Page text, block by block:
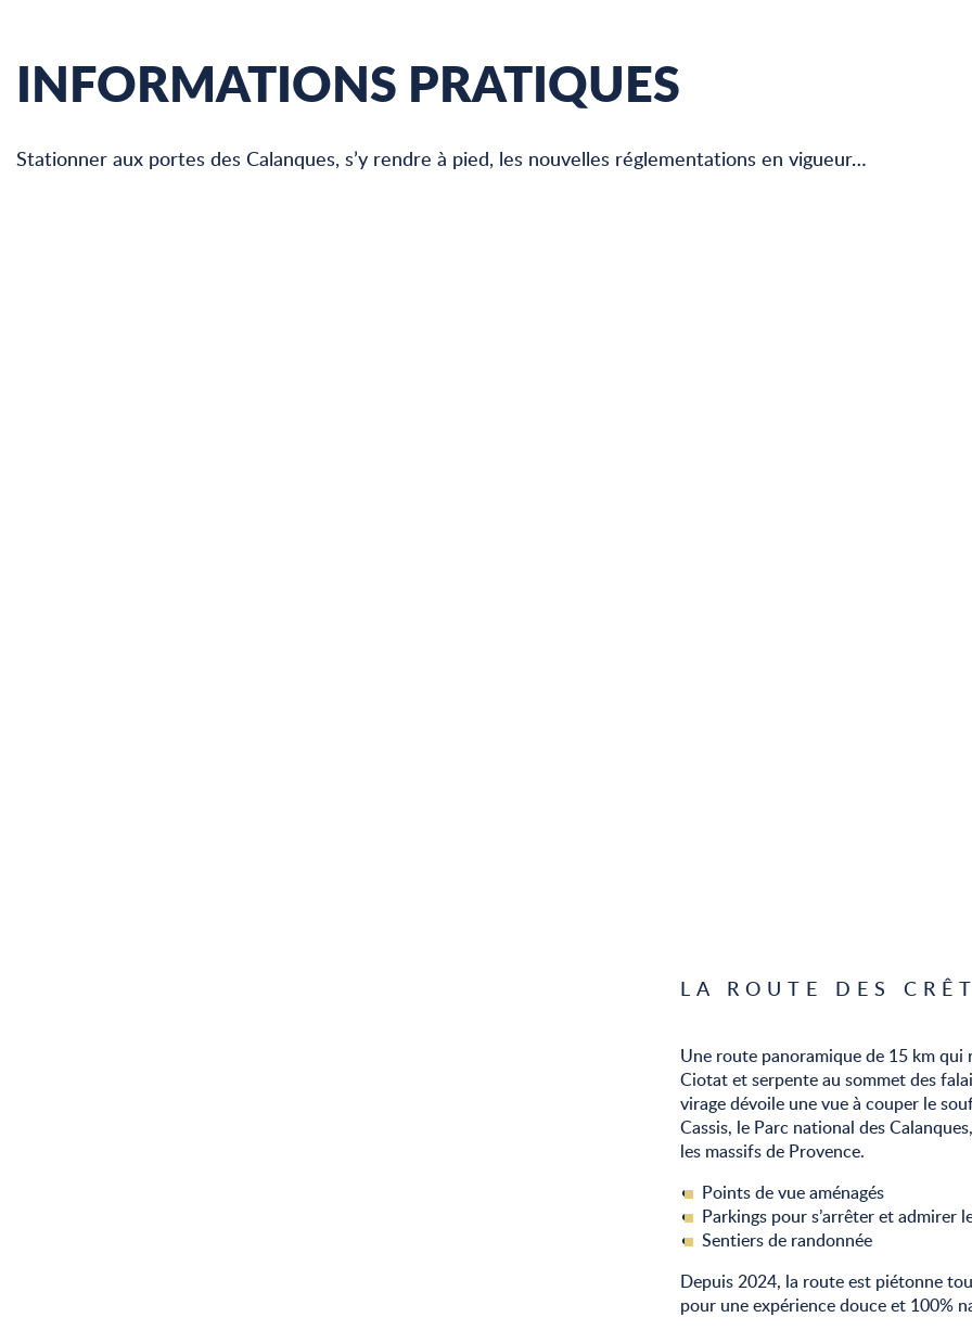
INFORMATIONS PRATIQUES
Stationner aux portes des Calanques, s’y rendre à pied, les nouvelles réglementations en vigueur…
LA ROUTE DES
Une route panoramique de 15 km qui
Ciotat et serpente au sommet des
virage dévoile une vue à couper le
Cassis, le Parc national des
les massifs de Provence.
Points de vue aménagés
Parkings pour s’arrêter et admirer
Sentiers de randonnée
Depuis 2024, la route est piétonne
pour une expérience douce et 100%